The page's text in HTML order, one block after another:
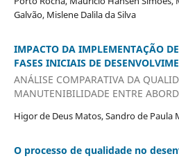
Galvão, Mislene Dalila da Silva
IMPACTO DA IMPLEMENTAÇÃO
FASES INICIAIS DE
ANÁLISE COMPARATIVA DA
MANUTENIBILIDADE ENTRE
Higor de Deus Matos, Sandro de Paula
O processo de qualidade no